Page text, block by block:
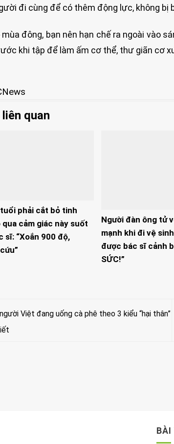
đi cùng để có thêm động lực, không bị
mùa đông, bạn nên hạn chế ra ngoài vào
khi tập để làm ấm cơ thể, thư giãn cơ
quan
phải cắt bỏ tinh
qua cảm giác này suốt
sĩ: “Xoắn 900 độ,
Người đàn ông tử
mạnh khi đi vệ
được bác sĩ cảnh
SỨC!”
Việt đang uống cà phê theo 3 kiểu “hại thân”
BÀI